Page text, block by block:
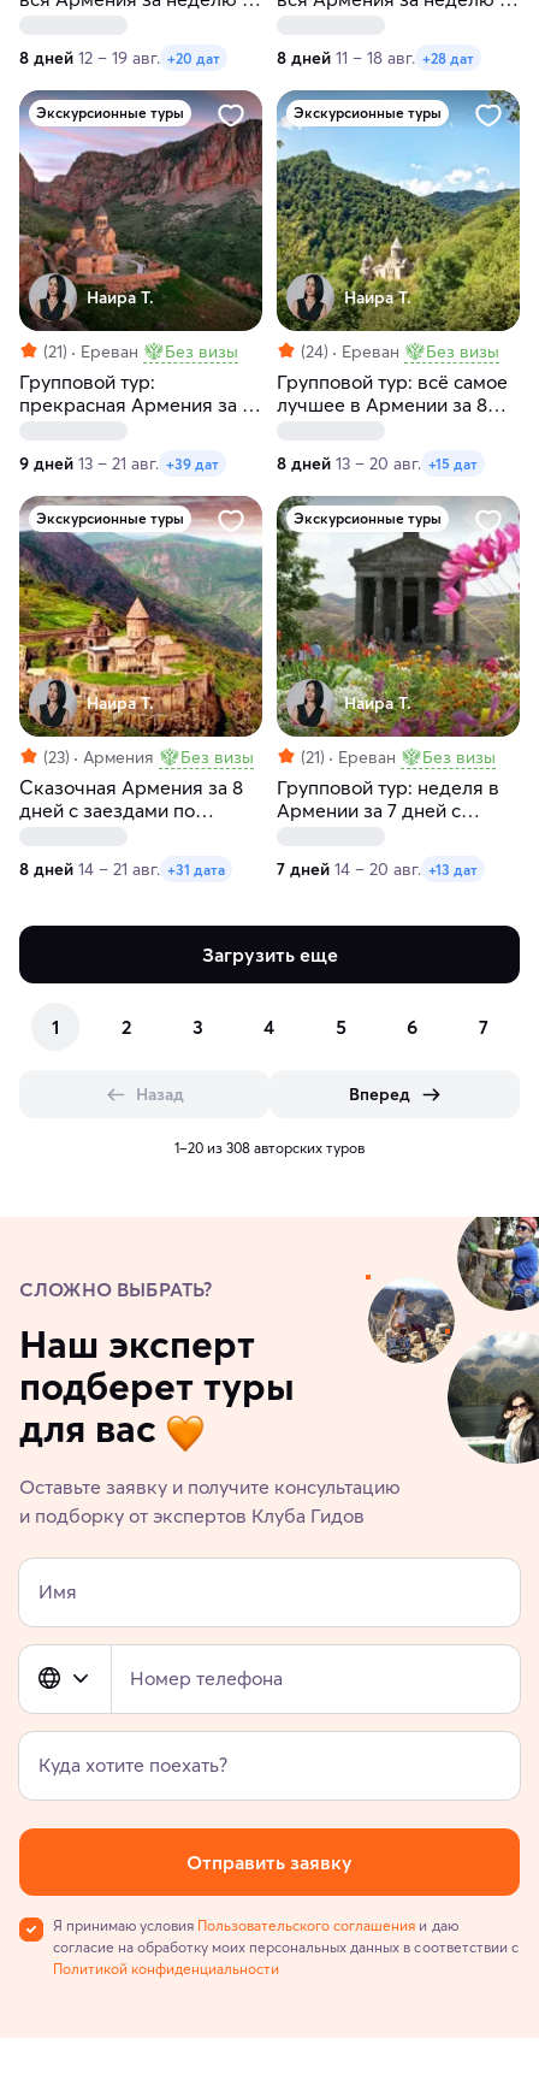
8 дней 12 – 19 авг. +20 дат 8 дней 11 – 18 авг. +28 дат
Экскурсионные туры
Наира Т.
(21) Ереван Без визы
Групповой тур:
прекрасная Армения за 9
четвергам и пятницам
9 дней 13 – 21 авг. +39 дат
Экскурсионные туры
Наира Т.
(24) Ереван Без визы
Групповой тур: всё самое
лучшее в Армении за 8
четвергам
8 дней 13 – 20 авг. +15 дат
Экскурсионные туры
Наира Т.
(23) Армения Без визы
Сказочная Армения за 8
дней с заездами по
8 дней 14 – 21 авг. +31 дата
Экскурсионные туры
Наира Т.
(21) Ереван Без визы
Групповой тур: неделя в
Армении за 7 дней с
четвергам
7 дней 14 – 20 авг. +13 дат
Загрузить еще
1 2 3 4 5 6 7
Назад Вперед
1–20 из 308 авторских туров
СЛОЖНО ВЫБРАТЬ?
Наш эксперт
подберет туры
для вас
Оставьте заявку и получите консультацию
и подборку от экспертов Клуба Гидов
Имя
Номер телефона
Куда хотите поехать?
Отправить заявку
Я принимаю условия Пользовательского соглашения и даю
согласие на обработку моих персональных данных в соответствии с
Политикой конфиденциальности